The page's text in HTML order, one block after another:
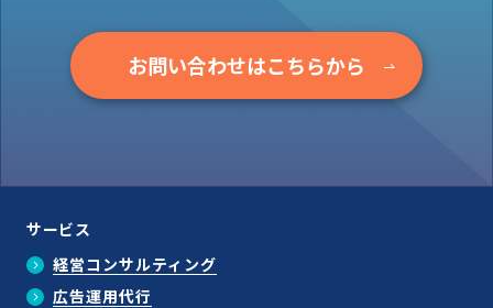
お問い合わせはこちらから
サービス
経営コンサルティング
広告運用代行